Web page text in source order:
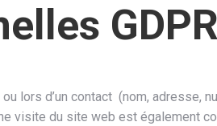
GDPR
lors d’un contact (nom, adresse,
visite du site web est également